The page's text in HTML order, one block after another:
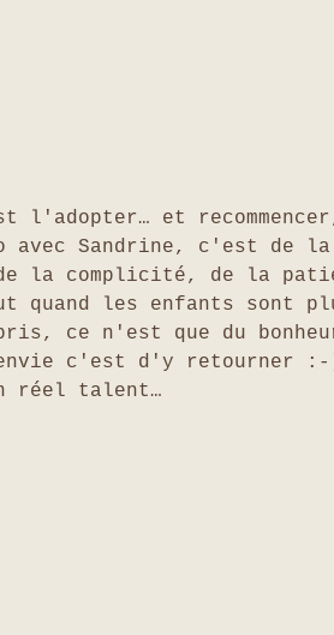
l'adopter… et
avec Sandrine, c'est de
la complicité, de la
quand les enfants sont
ce n'est que du
c'est d'y retourner
réel talent…